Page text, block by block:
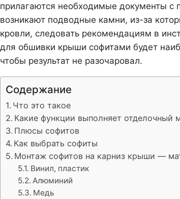
прилагаются необходимые документы
возникают подводные камни, из-за
кровли, следовать рекомендациям в
для обшивки крыши софитами будет
чтобы результат не разочаровал.
Содержание
Что это такое
Какие функции выполняет отделочный
Плюсы софитов
Как выбрать софиты
Монтаж софитов на карниз крыши —
Винил, пластик
Алюминий
Медь